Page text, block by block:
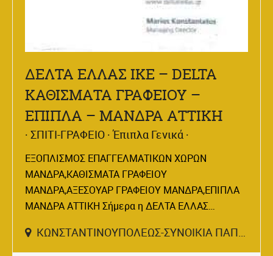
ΔΕΛΤΑ ΕΛΛΑΣ ΙΚΕ – DELTA
ΚΑΘΙΣΜΑΤΑ ΓΡΑΦΕΙΟΥ –
ΕΠΙΠΛΑ – ΜΑΝΔΡΑ ΑΤΤΙΚΗ
ΣΠΙΤΙ-ΓΡΑΦΕΙΟ Έπιπλα Γενικά
ΕΞΟΠΛΙΣΜΟΣ ΕΠΑΓΓΕΛΜΑΤΙΚΩΝ ΧΩΡΩΝ
ΜΑΝΔΡΑ,ΚΑΘΙΣΜΑΤΑ ΓΡΑΦΕΙΟΥ
ΜΑΝΔΡΑ,ΑΞΕΣΟΥΑΡ ΓΡΑΦΕΙΟΥ ΜΑΝΔΡΑ,ΕΠΙΠΛΑ
ΜΑΝΔΡΑ ΑΤΤΙΚΗ Σήμερα η ΔΕΛΤΑ ΕΛΛΑΣ…
ΚΩΝΣΤΑΝΤΙΝΟΥΠΟΛΕΩΣ-ΣΥΝΟΙΚΙΑ ΠΑΠΑΚΩΣΤΑ,ΜΑΝΔΡΑ